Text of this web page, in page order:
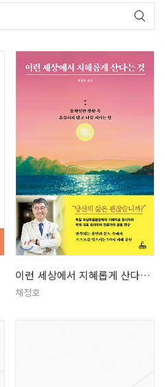
이런 세상에서 지혜롭게 산다는 것
채정호